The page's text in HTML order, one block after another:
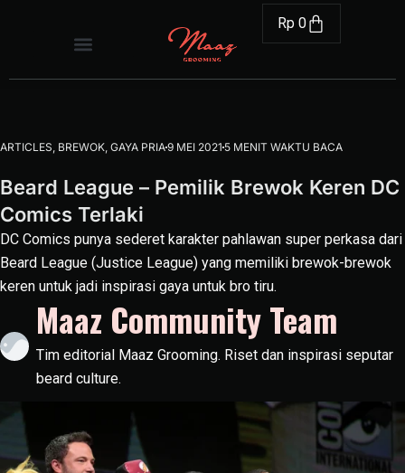
Rp 0
ARTICLES BREWOK GAYA PRIA9 MEI 2021 5 MENIT WAKTU BACA
Beard League – Pemilik Brewok Keren DC
Comics Terlaki
DC Comics punya sederet karakter pahlawan super perkasa dari
Beard League (Justice League) yang memiliki brewok-brewok
keren untuk jadi inspirasi gaya untuk bro tiru.
Maaz Community Team
Tim editorial Maaz Grooming. Riset dan inspirasi seputar
beard culture.